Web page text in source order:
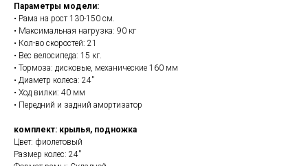
Параметры модели:
• Рама на рост 130-150 см.
• Максимальная нагрузка: 90 кг
• Кол-во скоростей: 21
• Вес велосипеда: 15 кг.
• Тормоза: дисковые, механические 160 мм
• Диаметр колеса: 24''
• Ход вилки: 40 мм
• Передний и задний амортизатор
комплект: крылья, подножка
Цвет: фиолетовый
Размер колес: 24''